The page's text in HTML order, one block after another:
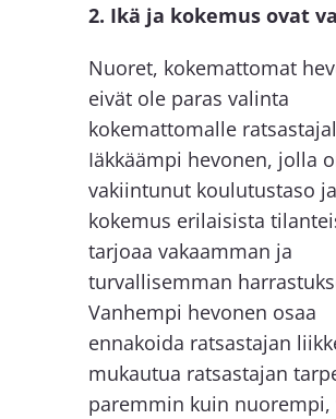
2. Ikä ja kokemus ovat
Nuoret, kokemattomat
eivät ole paras valinta
kokemattomalle
Iäkkäämpi hevonen, jolla
vakiintunut koulutustaso
kokemus erilaisista
tarjoaa vakaamman ja
turvallisemman
Vanhempi hevonen osaa
ennakoida ratsastajan
mukautua ratsastajan
paremmin kuin nuorempi,